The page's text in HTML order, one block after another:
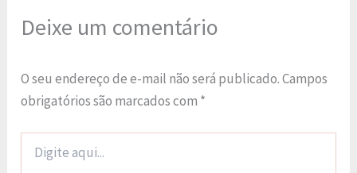
Deixe um comentário
O seu endereço de e-mail não será publicado.Campos
obrigatórios são marcados com *
aqui...